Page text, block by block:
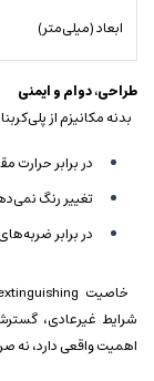
ابعاد (میلی‌متر)
طراحی، دوام و ایمنی
بدنه مکانیزم از
در برابر حرارت
تغییر رنگ
در برابر
خاصیت Self-extinguishing در این مدل از
شرایط غیرعادی،
اهمیت واقعی دارد، نه